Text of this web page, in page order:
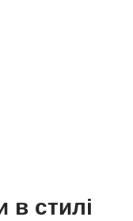
в стилі